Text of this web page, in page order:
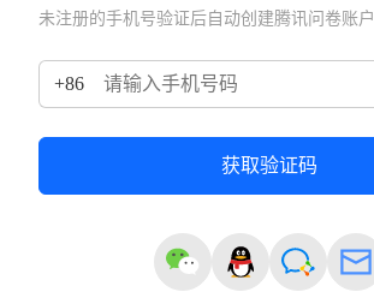
未注册的手机号验证后自动创建腾讯问卷账户
+86
获取验证码